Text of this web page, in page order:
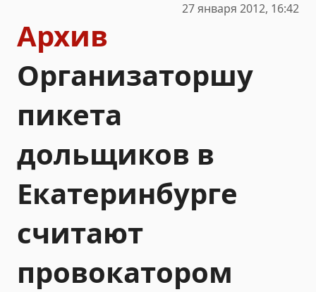
27 января 2012, 16:42
Архив
Организаторшу
пикета
дольщиков в
Екатеринбурге
считают
провокатором